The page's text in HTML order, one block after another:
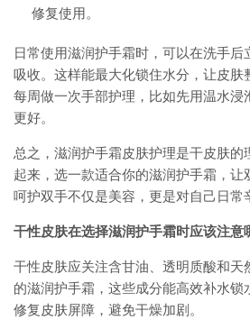
修复使用。
日常使用滋润护手霜时，可以在洗手后
吸收。这样能最大化锁住水分，让皮肤
每周做一次手部护理，比如先用温水浸
更好。
总之，滋润护手霜皮肤护理是干皮肤的
起来，选一款适合你的滋润护手霜，让
呵护双手不仅是美容，更是对自己日常
干性皮肤在选择滋润护手霜时应该注意
干性皮肤应关注含甘油、透明质酸和天
的滋润护手霜，这些成分能高效补水锁
修复皮肤屏障，避免干燥加剧。